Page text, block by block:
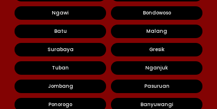
Ngawi Bondowoso
Batu Malang
Surabaya Gresik
Tuban Nganjuk
Jombang Pasuruan
Ponorogo Banyuwangi